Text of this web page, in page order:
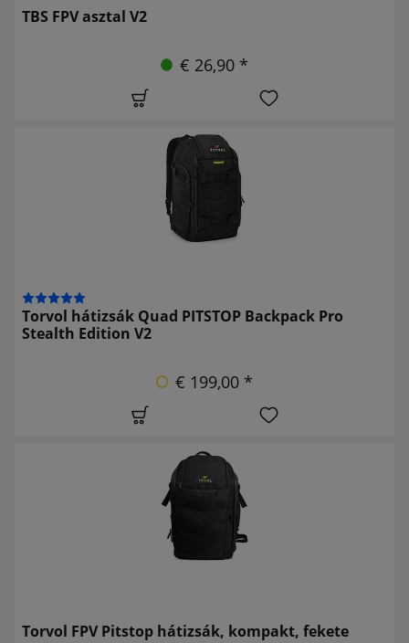
TBS FPV asztal V2
€ 26,90 *
Torvol hátizsák Quad PITSTOP Backpack Pro
Stealth Edition V2
€ 199,00 *
Torvol FPV Pitstop hátizsák, kompakt, fekete